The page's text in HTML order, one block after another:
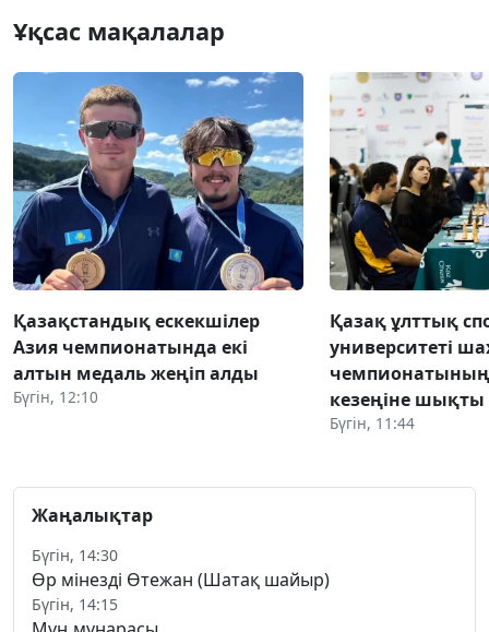
Ұқсас мақалалар
Қазақстандық ескекшілер
Азия чемпионатында екі
алтын медаль жеңіп алды
Бүгін, 12:10
Қазақ ұлттық
университеті
кезеңіне шықты
Бүгін, 11:44
Жаңалықтар
Бүгін, 14:30
Өр мінезді Өтежан (Шатақ шайыр)
Бүгін, 14:15